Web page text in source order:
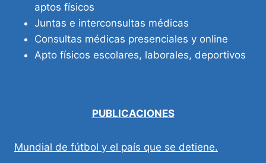
aptos físicos
Juntas e interconsultas médicas
Consultas médicas presenciales y online
Apto físicos escolares, laborales, deportivos
PUBLICACIONES
Mundial de fútbol y el país que se detiene.